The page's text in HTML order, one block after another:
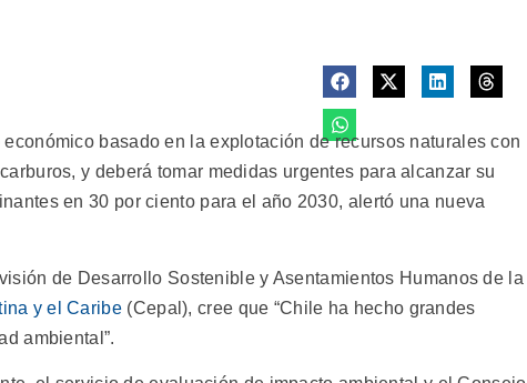
basado en la explotación de recursos naturales con
y deberá tomar medidas urgentes para alcanzar su
en 30 por ciento para el año 2030, alertó una nueva
de Desarrollo Sostenible y Asentamientos Humanos de la
y el Caribe (Cepal), cree que “Chile ha hecho grandes
ambiental”.